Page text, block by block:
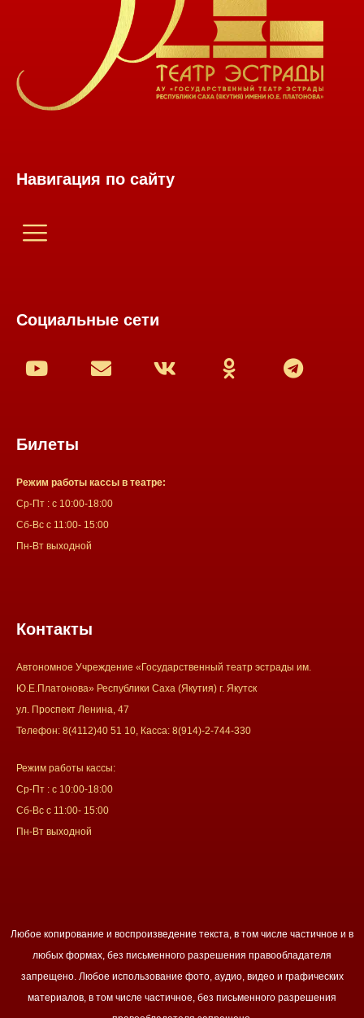
Навигация по сайту
Социальные сети
Билеты
Режим работы кассы в театре:
Ср-Пт : с 10:00-18:00
Сб-Вс с 11:00- 15:00
Пн-Вт выходной
Контакты
Автономное Учреждение «Государственный театр эстрады им.
Ю.Е.Платонова» Республики Саха (Якутия) г. Якутск
ул. Проспект Ленина, 47
Телефон: 8(4112)40 51 10, Касса: 8(914)-2-744-330
Режим работы кассы:
Ср-Пт : с 10:00-18:00
Сб-Вс с 11:00- 15:00
Пн-Вт выходной
Любое копирование и воспроизведение текста, в том числе частичное и в
любых формах, без письменного разрешения правообладателя
запрещено. Любое использование фото, аудио, видео и графических
материалов, в том числе частичное, без письменного разрешения